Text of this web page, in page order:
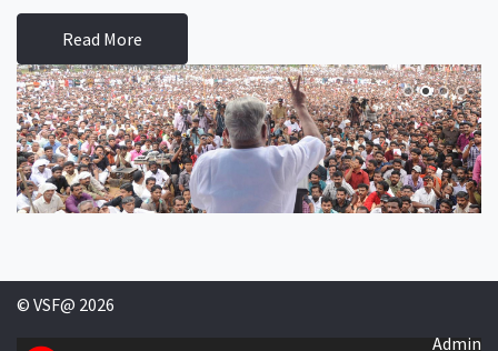
Read More
© VSF@ 2026
Admin